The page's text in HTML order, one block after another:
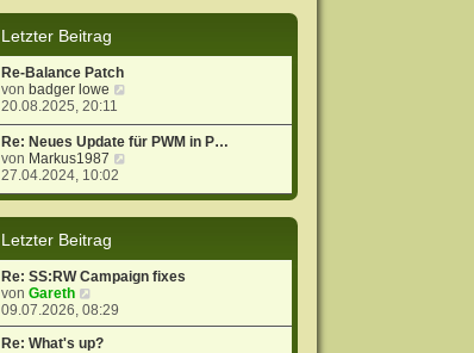
a
g
i
g
e
i
t
g
Letzter Beitrag
Re-Balance Patch
von badger lowe
u
e
r
B
t
g
20.08.2025, 20:11
Re: Neues Update für PWM in P…
von Markus1987
u
e
r
i
27.04.2024, 10:02
Letzter Beitrag
Re: SS:RW Campaign fixes
vonGareth
e
u
e
09.07.2026, 08:29
Re: What's up?